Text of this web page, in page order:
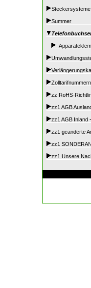
Summer
Zolltarifnummern
zz RoHS-
zz1 AGB
zz1 AGB Inland
zz1 geänderte
zz1
zz1 Unsere